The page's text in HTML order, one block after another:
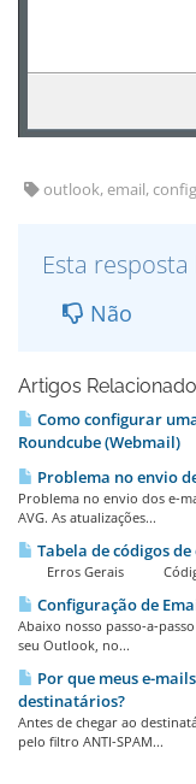
outlook, email,
Esta
Não
Artigos
Como configurar
Roundcube (Webmail)
Problema no envio
Problema no envio dos e-
AVG. As atualizações...
Tabela de códigos
Erros Gerais Código
Configuração de
Abaixo nosso passo-a-
seu Outlook, no...
Por que meus e-
destinatários?
Antes de chegar ao
pelo filtro ANTI-SPAM...